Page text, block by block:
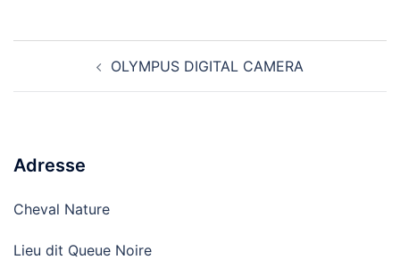
OLYMPUS DIGITAL CAMERA
Adresse
Cheval Nature
Lieu dit Queue Noire